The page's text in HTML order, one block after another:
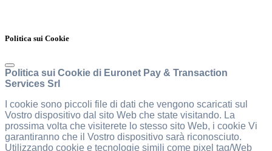
Politica sui Cookie
Politica sui Cookie di Euronet Pay & Transaction
Services Srl
I cookie sono piccoli file di dati che vengono scaricati sul
Vostro dispositivo dal sito Web che state visitando. La
prossima volta che visiterete lo stesso sito Web, i cookie Vi
garantiranno che il Vostro dispositivo sarà riconosciuto.
Utilizzando cookie e tecnologie simili come pixel tag/Web